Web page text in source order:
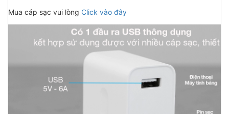
Mua cáp sạc vui lòng Click vào đây